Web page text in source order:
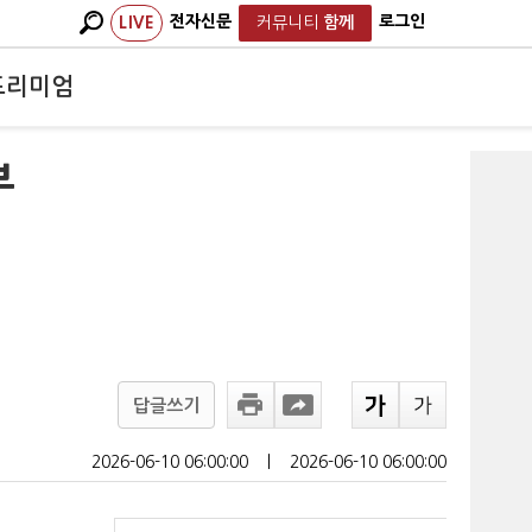
LIVE 전자신문 커뮤니티 함께 로그인
리미엄
답글쓰기
2026-06-10 06:00:00 2026-06-10 06:00:00